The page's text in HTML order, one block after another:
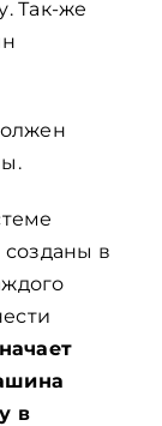
Так-же
в
в